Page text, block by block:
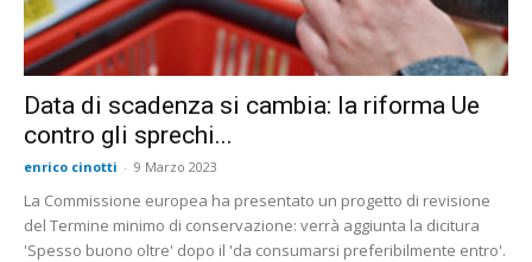
Data di scadenza si cambia: la riforma Ue
contro gli sprechi...
enrico cinotti - 9 Marzo 2023
La Commissione europea ha presentato un progetto di revisione
del Termine minimo di conservazione: verrà aggiunta la dicitura
'Spesso buono oltre' dopo il 'da consumarsi preferibilmente entro'.